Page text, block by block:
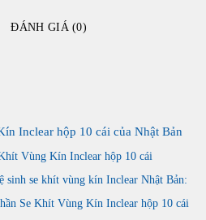
ĐÁNH GIÁ (0)
Inclear hộp 10 cái của Nhật Bản
Vùng Kín Inclear hộp 10 cái
sinh se khít vùng kín Inclear Nhật Bản:
Se Khít Vùng Kín Inclear hộp 10 cái